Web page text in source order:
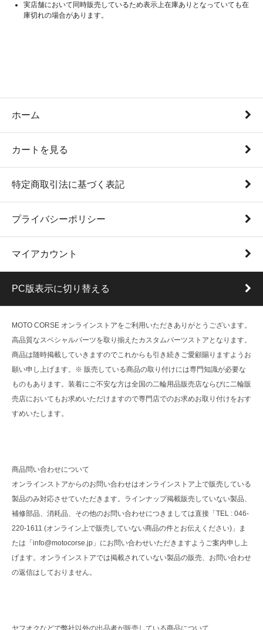
実店舗において同時販売しているため表示上在庫ありとなっていても在
庫切れの場合があります。
ホーム
カートを見る
特定商取引法に基づく表記
プライバシーポリシー
マイアカウント
PC版表示に切り替える
MOTO CORSE オンラインストアをご利用いただきありがとうございます。
高品質なスペシャルパーツを取り揃えたカスタムパーツストアとなります。
商品は随時掲載していきますのでこれからも引き続きご愛顧賜りますようお
願い申し上げます。※ 販売している商品の取り付けには専門知識が必要な
ものもあります。装着にご不安な方は全国の二輪用品販売店ならびに二輪販
売店においてもお求めいただけますので専門店でのお求めお取り付けをおす
すめいたします。
商品問い合わせについて
オンラインストアからのお問い合わせはオンラインストア上で販売している
製品のみ対応させていただきます。ラインナップ掲載販売していない製品、
補修部品、消耗品、その他のお問い合わせにつきましては直接「TEL : 046-
220-1611 (オンライン上で販売していない商品の件とお伝えください)」ま
たは「info@motocorse.jp」にお問い合わせいただきますようご案内申し上
げます。オンラインストアでは掲載されていない製品の販売、お問い合わせ
の返信はしておりません。
ヤフオクなどで弊社以外の出品者が販売している商品について